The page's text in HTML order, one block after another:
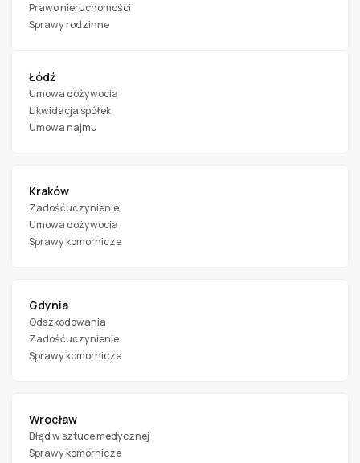
Prawo nieruchomości
Sprawy rodzinne
Łódź
Umowa dożywocia
Likwidacja spółek
Umowa najmu
Kraków
Zadośćuczynienie
Umowa dożywocia
Sprawy komornicze
Gdynia
Odszkodowania
Zadośćuczynienie
Sprawy komornicze
Wrocław
Błąd w sztuce medycznej
Sprawy komornicze